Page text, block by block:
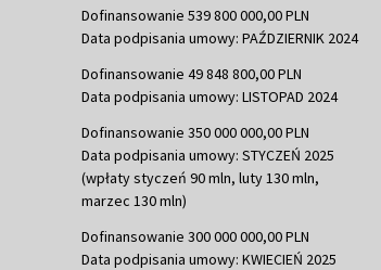
Dofinansowanie 539 800 000,00 PLN
Data podpisania umowy: PAŹDZIERNIK 2024
Dofinansowanie 49 848 800,00 PLN
Data podpisania umowy: LISTOPAD 2024
Dofinansowanie 350 000 000,00 PLN
Data podpisania umowy: STYCZEŃ 2025
(wpłaty styczeń 90 mln, luty 130 mln,
marzec 130 mln)
Dofinansowanie 300 000 000,00 PLN
Data podpisania umowy: KWIECIEŃ 2025